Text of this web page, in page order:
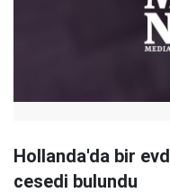
Hollanda'da bir
cesedi bulundu